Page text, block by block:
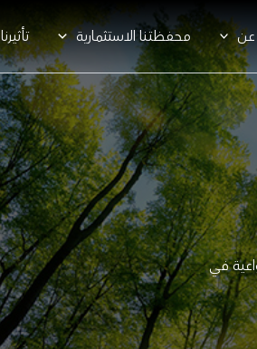
عن محفظتنا الاستثمارية تأثيرنا
في